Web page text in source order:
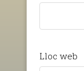
Lloc web